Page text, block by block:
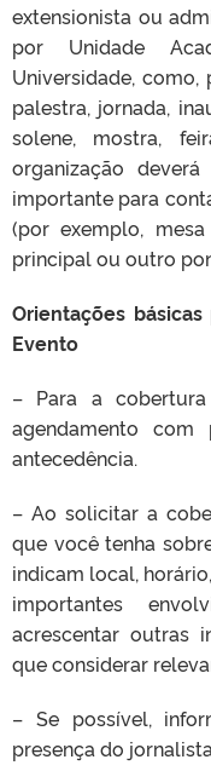
extensionista ou
por Unidade
Universidade, como,
palestra, jornada,
solene, mostra,
organização
importante para
(por exemplo,
principal ou outro
Orientações básicas
Evento
– Para a
agendamento
antecedência.
– Ao solicitar a
que você tenha
indicam local,
importantes
acrescentar outras
que considerar
– Se possível,
presença do